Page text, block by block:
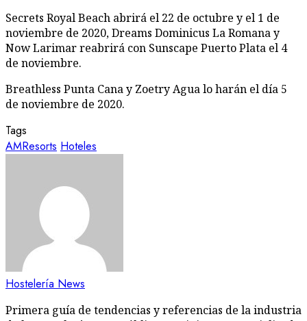
Secrets Royal Beach abrirá el 22 de octubre y el 1 de
noviembre de 2020, Dreams Dominicus La Romana y
Now Larimar reabrirá con Sunscape Puerto Plata el 4
de noviembre.
Breathless Punta Cana y Zoetry Agua lo harán el día 5
de noviembre de 2020.
Tags
AMResorts Hoteles
Hostelería News
Primera guía de tendencias y referencias de la industria